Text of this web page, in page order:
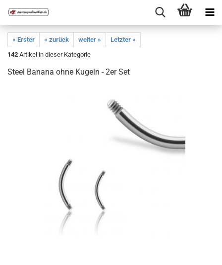
« Erster « zurück weiter »
Letzter »
142 Artikel in dieser Kategorie
Steel Banana ohne Kugeln - 2er Set